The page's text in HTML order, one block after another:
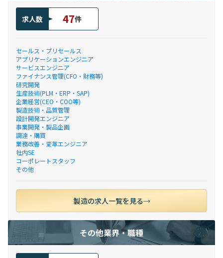
求人数 47件
セールス・プリセールス
アプリケーションエンジニア
サービスエンジニア
ファイナンス管理(CFO・財務等)
研究開発
生産技術(PLM・ERP・SAP)
企業経営(CEO・COO等)
製造技術・品質管理
設計開発エンジニア
事業開発・製品企画
調達・購買
業務改善・変革エンジニア
社内SE
コーポレートスタッフ
その他
製造の求人一覧を見る
その他業界・職種